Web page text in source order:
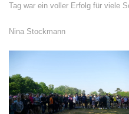
Tag war ein voller Erfolg für viele
Nina Stockmann